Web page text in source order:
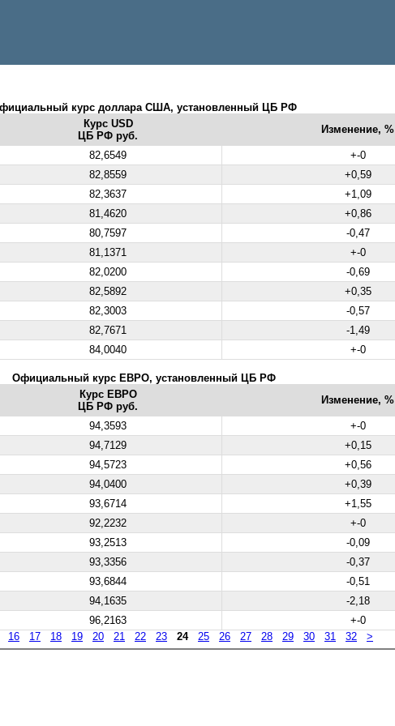
курс доллара США, установленный ЦБ РФ
Курс USD
ЦБ РФ руб.
Изменение, %
82,6549
+-0
82,8559
+0,59
82,3637
+1,09
81,4620
+0,86
80,7597
-0,47
81,1371
+-0
82,0200
-0,69
82,5892
+0,35
82,3003
-0,57
82,7671
-1,49
84,0040 +-0
Официальный курс ЕВРО, установленный ЦБ РФ
Курс ЕВРО
ЦБ РФ руб.
Изменение, %
94,3593
+-0
94,7129
+0,15
94,5723
+0,56
94,0400
+0,39
93,6714
+1,55
92,2232
+-0
93,2513
-0,09
93,3356
-0,37
93,6844
-0,51
94,1635
-2,18
96,2163
+-0
16 17 18 19 20 21 22 23 24 25 26 27 28 29 30 31 32 >